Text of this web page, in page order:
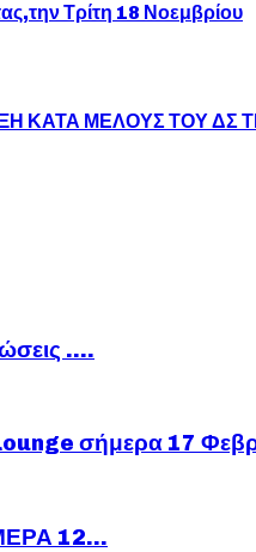
Τρίτη 18 Νοεμβρίου
ΚΑΤΑ ΜΕΛΟΥΣ ΤΟΥ ΔΣ
….
σήμερα 17
12...